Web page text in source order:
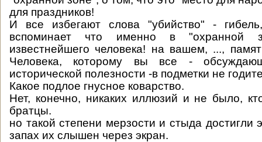
для праздников!
И все избегают слова "убийство" -
вспоминает что именно в "охранной
известнейшего человека! на вашем, ...,
Человека, которому вы все -
исторической полезности -в подметки не
Какое подлое гнусное коварство.
Нет, конечно, никаких иллюзий и не было,
братцы.
но такой степени мерзости и стыда достигли
запах их слышен через экран.